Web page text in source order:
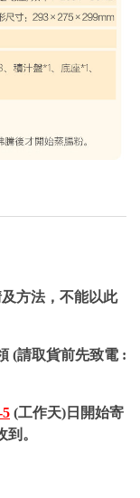
方法，不能以此
(請取貨前先致電 :
5 (工作天)日開始寄
到。